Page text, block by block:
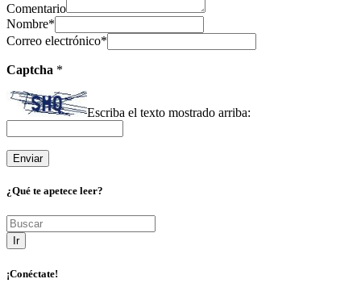
Comentario
Nombre*
Correo electrónico*
Captcha *
Escriba el texto mostrado arriba:
¿Qué te apetece leer?
Ir
¡Conéctate!